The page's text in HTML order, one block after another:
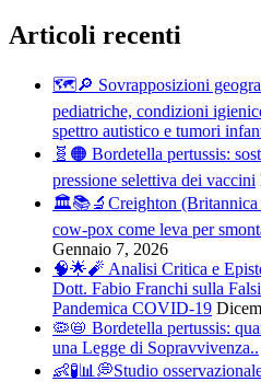
Articoli recenti
🗺️🔎 Sovrapposizioni
pediatriche, condizioni
spettro autistico e tumori
🧬🟠 Bordetella pertussis:
pressione selettiva dei vaccini
🏛️📚🔬Creighton (Britannica
cow-pox come leva per
Gennaio 7, 2026
🧠🌟🧨 Analisi Critica e
Dott. Fabio Franchi sulla
Pandemica COVID-19
🦠📛 Bordetella pertussis:
una Legge di Sopravvivenza..
👶🧪📊💭Studio